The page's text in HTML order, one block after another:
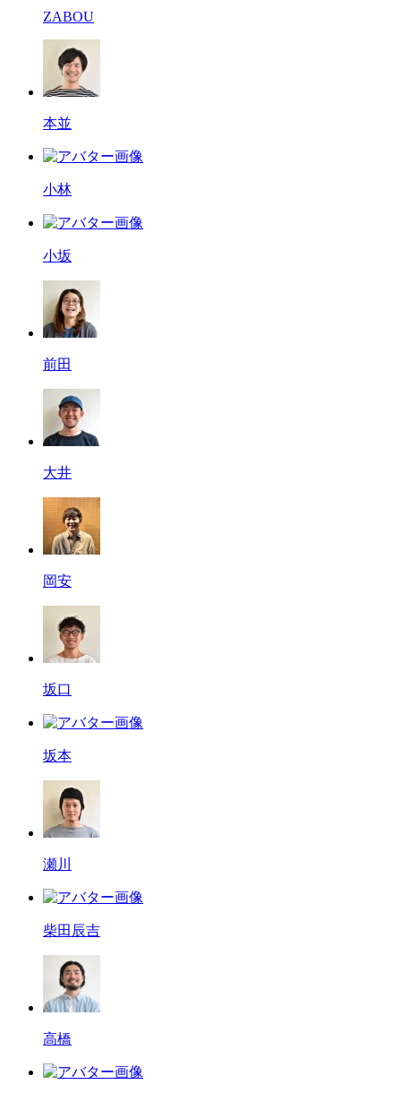
ZABOU
本並
小林
小坂
前田
大井
岡安
坂口
坂本
瀬川
柴田辰吉
高橋